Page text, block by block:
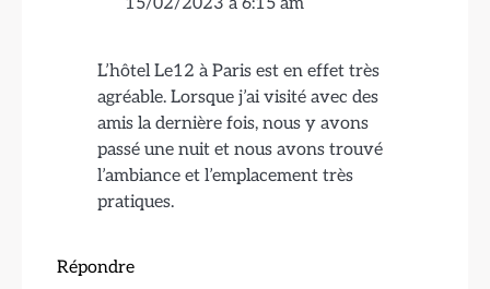
L’hôtel Le12 à Paris est en effet très
agréable. Lorsque j’ai visité avec des
amis la dernière fois, nous y avons
passé une nuit et nous avons trouvé
l’ambiance et l’emplacement très
pratiques.
Répondre